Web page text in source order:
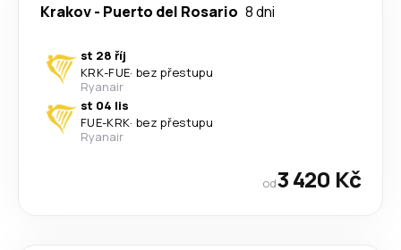
Krakov- Puerto del Rosario 8 dni
st 28 říj
KRK-FUE· bez přestupu
Ryanair
st 04 lis
FUE-KRK· bez přestupu
Ryanair
od3 420 Kč